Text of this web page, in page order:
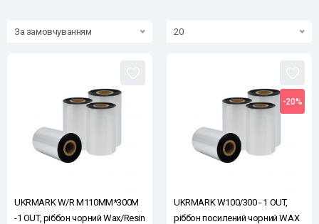
За замовчуванням 20
UKRMARK W/R M110MM*300M
-1 OUT, ріббон чорний Wax/Resin
-20%
UKRMARK W100/300 - 1 OUT,
ріббон посилений чорний WAX